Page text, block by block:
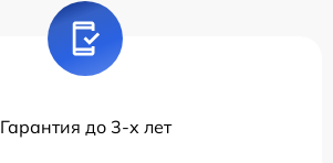
Гарантия до 3-х лет